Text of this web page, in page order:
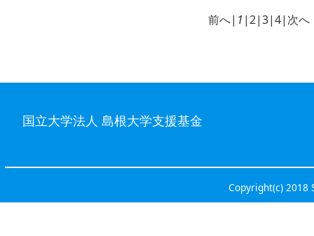
前へ| 1 |2|3|4| 次へ
国立大学法人 島根大学支援基金
Copyright(c)